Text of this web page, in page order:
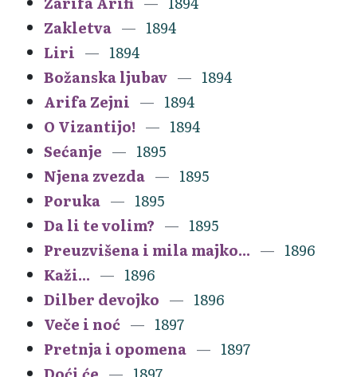
Zakletva
1894
Liri
1894
Božanska ljubav
1894
Arifa Zejni
1894
O Vizantijo!
1894
Sećanje
1895
Njena zvezda
1895
Poruka
1895
Da li te volim?
1895
Preuzvišena i mila majko...
1896
Kaži...
1896
Dilber devojko
1896
Veče i noć
1897
Pretnja i opomena
1897